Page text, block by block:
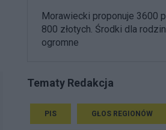
Morawiecki proponuje 3600
800 złotych. Środki dla
ogromne
Tematy Redakcja
PIS GŁOS REGIONÓW